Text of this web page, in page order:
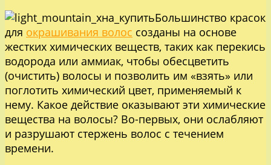
Большинство красок
для окрашивания волос созданы на основе
жестких химических веществ, таких как перекись
водорода или аммиак, чтобы обесцветить
(очистить) волосы и позволить им «взять» или
поглотить химический цвет, применяемый к
нему. Какое действие оказывают эти химические
вещества на волосы? Во-первых, они ослабляют
и разрушают стержень волос с течением
времени.